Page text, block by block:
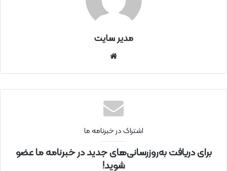
مدیر سایت
نتی
اشتراک در خبرنامه ما
برای دریافت به‌روزرسانی‌های جدید در خبرنامه ما عضو
شوید!